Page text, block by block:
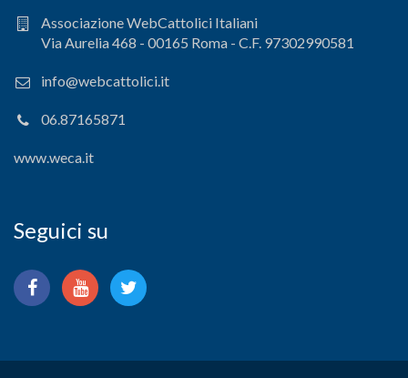
Associazione WebCattolici Italiani
Via Aurelia 468 - 00165 Roma - C.F. 97302990581
info@webcattolici.it
06.87165871
www.weca.it
Seguici su